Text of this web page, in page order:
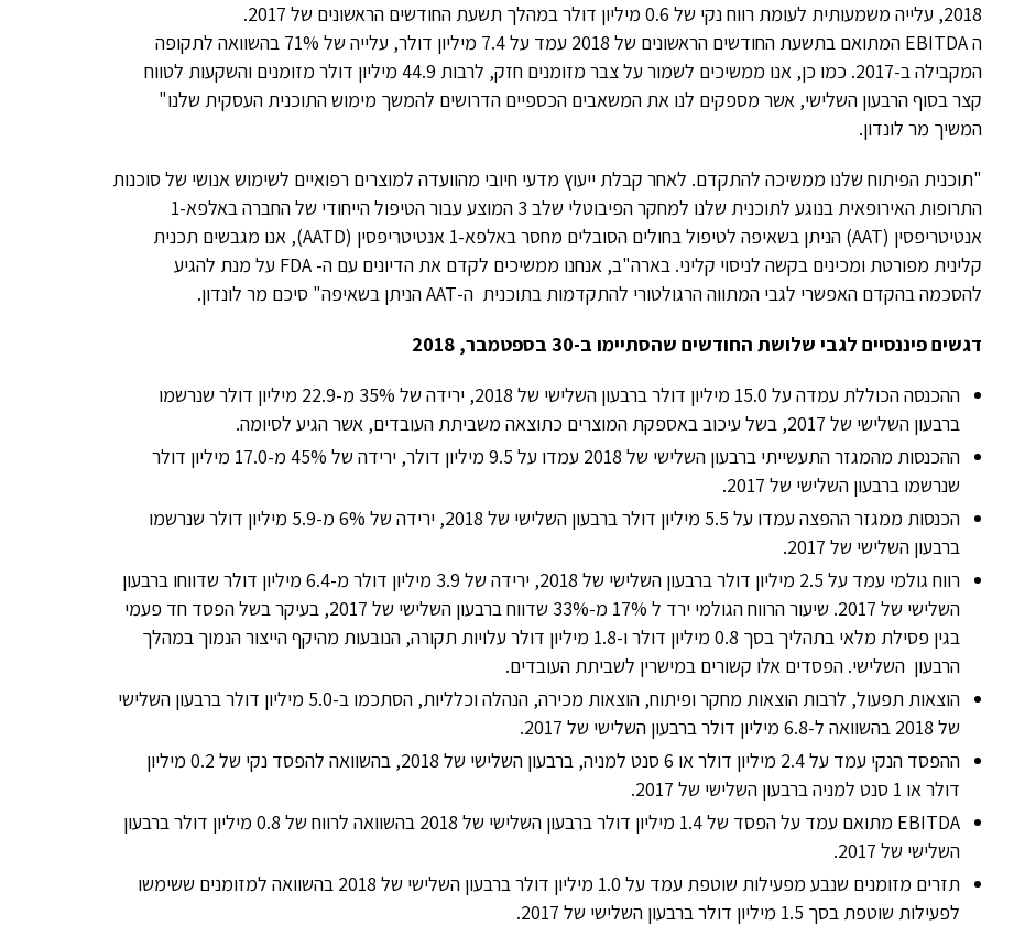
2018, עלייה משמעותית לעומת רווח נקי של 0.6 מיליון דולר במהלך תשעת החודשים הראשונים של 2017.
הEBITDA
המתואם בתשעת החודשים הראשונים של 2018 עמד על 7.4 מיליון דולר, עלייה של 71% בהשוואה לתקופה
המקבילה ב-2017. כמו כן, אנו ממשיכים לשמור על צבר מזומנים חזק, לרבות 44.9 מיליון דולר מזומנים והשקעות לטווח
קצר בסוף הרבעון השלישי, אשר מספקים לנו את המשאבים הכספיים הדרושים להמשך מימוש התוכנית העסקית שלנו"
המשיך מר לונדון.
"תוכנית הפיתוח שלנו ממשיכה להתקדם. לאחר קבלת ייעוץ מדעי חיובי מהוועדה למוצרים רפואיים לשימוש אנושי של סוכנות
התרופות האירופאית בנוגע לתוכנית שלנו למחקר הפיבוטלי שלב 3 המוצע עבור הטיפול הייחודי של החברה באלפא-1
אנטיטריפסין (AAT) הניתן בשאיפה לטיפול בחולים הסובלים מחסר באלפא-1 אנטיטריפסין ( AATD), אנו מגבשים תכנית
קלינית מפורטת ומכינים בקשה לניסוי קליני. בארה"ב, אנחנו ממשיכים לקדם את הדיונים עם ה- FDA על מנת להגיע
להסכמה בהקדם האפשרי לגבי המתווה הרגולטורי להתקדמות בתוכנית ה-AATהניתן בשאיפה" סיכם מר לונדון.
דגשים פיננסיים לגבי שלושת החודשים שהסתיימו ב-30 בספטמבר, 2018
ההכנסה הכוללת עמדה על 15.0 מיליון דולר ברבעון השלישי של 2018, ירידה של 35% מ-22.9 מיליון דולר שנרשמו
ברבעון השלישי של 2017, בשל עיכוב באספקת המוצרים כתוצאה משביתת העובדים, אשר הגיע לסיומה.
ההכנסות מהמגזר התעשייתי ברבעון השלישי של 2018 עמדו על 9.5 מיליון דולר, ירידה של 45% מ-17.0 מיליון דולר
שנרשמו ברבעון השלישי של 2017.
הכנסות ממגזר ההפצה עמדו על 5.5 מיליון דולר ברבעון השלישי של 2018, ירידה של 6% מ-5.9 מיליון דולר שנרשמו
ברבעון השלישי של 2017.
רווח גולמי עמד על 2.5 מיליון דולר ברבעון השלישי של 2018, ירידה של 3.9 מיליון דולר מ-6.4 מיליון דולר שדווחו ברבעון
השלישי של 2017. שיעור הרווח הגולמי ירד ל 17% מ-33% שדווח ברבעון השלישי של 2017, בעיקר בשל הפסד חד פעמי
בגין פסילת מלאי בתהליך בסך 0.8 מיליון דולר ו-1.8 מיליון דולר עלויות תקורה, הנובעות מהיקף הייצור הנמוך במהלך
הרבעון השלישי. הפסדים אלו קשורים במישרין לשביתת העובדים.
הוצאות תפעול, לרבות הוצאות מחקר ופיתוח, הוצאות מכירה, הנהלה וכלליות, הסתכמו ב-5.0 מיליון דולר ברבעון השלישי
של 2018 בהשוואה ל-6.8 מיליון דולר ברבעון השלישי של 2017.
ההפסד הנקי עמד על 2.4 מיליון דולר או 6 סנט למניה, ברבעון השלישי של 2018, בהשוואה להפסד נקי של 0.2 מיליון
דולר או 1 סנט למניה ברבעון השלישי של 2017.
EBITDA
מתואם עמד על הפסד של 1.4 מיליון דולר ברבעון השלישי של 2018 בהשוואה לרווח של 0.8 מיליון דולר ברבעון
השלישי של 2017.
תזרים מזומנים שנבע מפעילות שוטפת עמד על 1.0 מיליון דולר ברבעון השלישי של 2018 בהשוואה למזומנים ששימשו
לפעילות שוטפת בסך 1.5 מיליון דולר ברבעון השלישי של 2017.